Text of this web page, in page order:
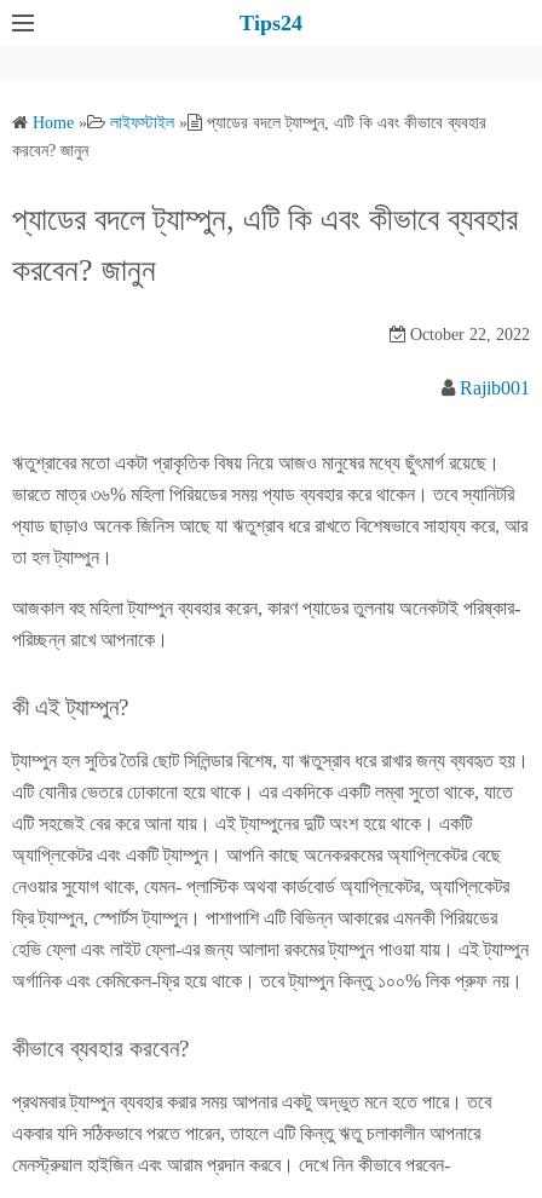
Tips24
Home » লাইফস্টাইল »
প্যাডের বদলে ট্যাম্পুন, এটি কি এবং কীভাবে ব্যবহার
করবেন? জানুন
প্যাডের বদলে ট্যাম্পুন, এটি কি এবং কীভাবে ব্যবহার
করবেন? জানুন
October 22, 2022
Rajib001
ঋতুশ্রাবের মতো একটা প্রাকৃতিক বিষয় নিয়ে আজও মানুষের মধ্যে ছুঁৎমার্গ রয়েছে।
ভারতে মাত্র ৩৬% মহিলা পিরিয়ডের সময় প্যাড ব্যবহার করে থাকেন। তবে স্যানিটরি
প্যাড ছাড়াও অনেক জিনিস আছে যা ঋতুশ্রাব ধরে রাখতে বিশেষভাবে সাহায্য করে, আর
তা হল ট্যাম্পুন।
আজকাল বহু মহিলা ট্যাম্পুন ব্যবহার করেন, কারণ প্যাডের তুলনায় অনেকটাই পরিষ্কার-
পরিচ্ছন্ন রাখে আপনাকে।
কী এই ট্যাম্পুন?
ট্যাম্পুন হল সুতির তৈরি ছোট সিলিন্ডার বিশেষ, যা ঋতুস্রাব ধরে রাখার জন্য ব্যবহৃত হয়।
এটি যোনীর ভেতরে ঢোকানো হয়ে থাকে। এর একদিকে একটি লম্বা সুতো থাকে, যাতে
এটি সহজেই বের করে আনা যায়। এই ট্যাম্পুনের দুটি অংশ হয়ে থাকে। একটি
অ্যাপ্লিকেটর এবং একটি ট্যাম্পুন। আপনি কাছে অনেকরকমের অ্যাপ্লিকেটর বেছে
নেওয়ার সুযোগ থাকে, যেমন- প্লাস্টিক অথবা কার্ডবোর্ড অ্যাপ্লিকেটর, অ্যাপ্লিকেটর
ফ্রি ট্যাম্পুন, স্পোর্টস ট্যাম্পুন। পাশাপাশি এটি বিভিন্ন আকারের এমনকী পিরিয়ডের
হেভি ফ্লো এবং লাইট ফ্লো-এর জন্য আলাদা রকমের ট্যাম্পুন পাওয়া যায়। এই ট্যাম্পুন
অর্গানিক এবং কেমিকেল-ফ্রি হয়ে থাকে। তবে ট্যাম্পুন কিন্তু ১০০% লিক প্রুফ নয়।
কীভাবে ব্যবহার করবেন?
প্রথমবার ট্যাম্পুন ব্যবহার করার সময় আপনার একটু অদ্ভুত মনে হতে পারে। তবে
একবার যদি সঠিকভাবে পরতে পারেন, তাহলে এটি কিন্তু ঋতু চলাকালীন আপনারে
মেনস্ট্রুয়াল হাইজিন এবং আরাম প্রদান করবে। দেখে নিন কীভাবে পরবেন-